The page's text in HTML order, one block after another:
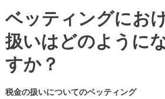
ベッティングにお
扱いはどのように
すか？
税金の扱いについてのベッティング